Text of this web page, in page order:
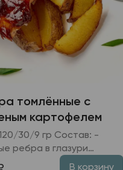
томлённые с
картофелем
9 гр Состав: -
ребра в глазури
- картофельВ корзину